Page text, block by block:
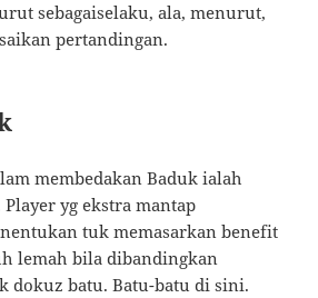
sebagaiselaku, ala, menurut,
pertandingan.
membedakan Baduk ialah
yg ekstra mantap
tuk memasarkan benefit
lemah bila dibandingkan
dokuz batu. Batu-batu di sini.